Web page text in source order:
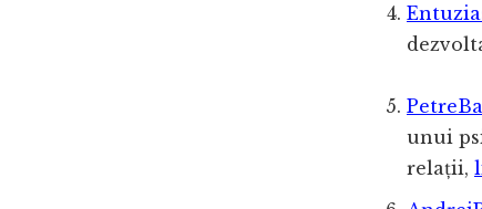
unui
relații,